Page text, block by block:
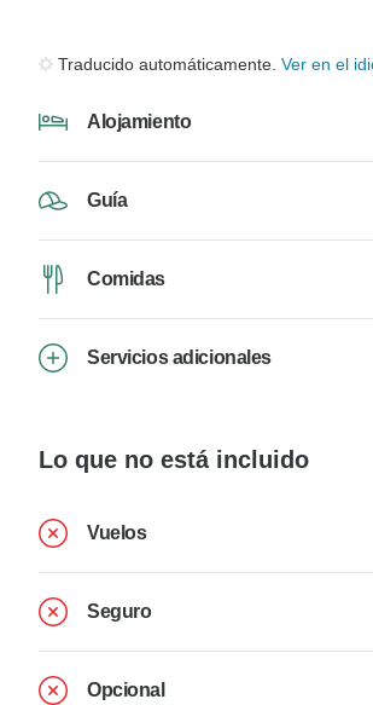
Traducido automáticamente. Ver en el
Alojamiento
Guía
Comidas
Servicios adicionales
Lo que no está incluido
Vuelos
Seguro
Opcional